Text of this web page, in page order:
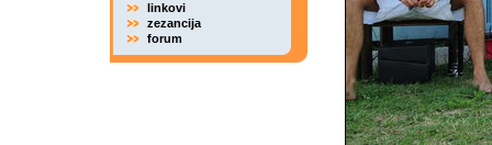
linkovi
zezancija
forum